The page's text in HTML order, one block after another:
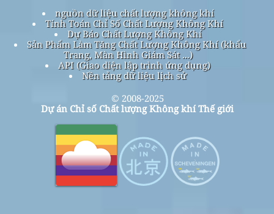
nguồn dữ liệu chất lượng không khí
Tính Toán Chỉ Số Chất Lượng Không Khí
Dự Báo Chất Lượng Không Khí
Sản Phẩm Làm Tăng Chất Lượng Không Khí (khẩu
Trang, Màn Hình Giám Sát ...)
API (Giao diện lập trình ứng dụng)
Nền tảng dữ liệu lịch sử
© 2008-2025
Dự án Chỉ số Chất lượng Không khí Thế giới